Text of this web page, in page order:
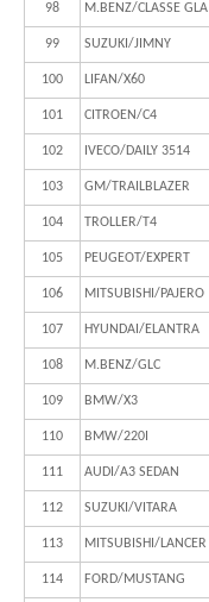
98 M.BENZ/CLASSE GLA
99 SUZUKI/JIMNY
100 LIFAN/X60
101 CITROEN/C4
102 IVECO/DAILY 3514
103 GM/TRAILBLAZER
104 TROLLER/T4
105 PEUGEOT/EXPERT
106 MITSUBISHI/PAJERO
107 HYUNDAI/ELANTRA
108 M.BENZ/GLC
109 BMW/X3
110 BMW/220I
111 AUDI/A3 SEDAN
112 SUZUKI/VITARA
113 MITSUBISHI/LANCER
114 FORD/MUSTANG